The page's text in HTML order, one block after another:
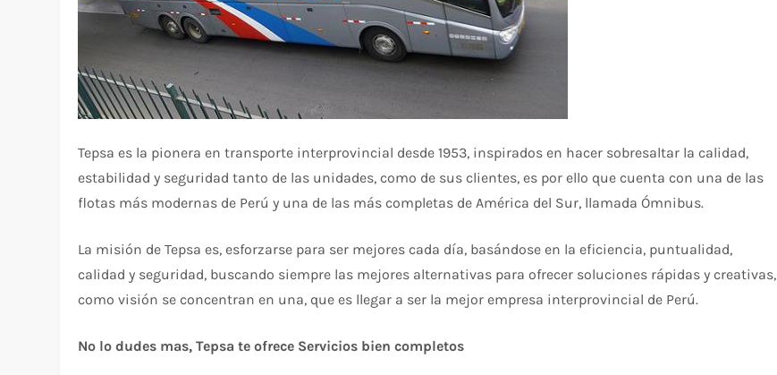
Tepsa es la pionera en transporte interprovincial desde 1953, inspirados en hacer sobresaltar la calidad,
estabilidad y seguridad tanto de las unidades, como de sus clientes, es por ello que cuenta con una de las
flotas más modernas de Perú y una de las más completas de América del Sur, llamada Ómnibus.
La misión de Tepsa es, esforzarse para ser mejores cada día, basándose en la eficiencia, puntualidad,
calidad y seguridad, buscando siempre las mejores alternativas para ofrecer soluciones rápidas y creativas,
como visión se concentran en una, que es llegar a ser la mejor empresa interprovincial de Perú.
No lo dudes mas, Tepsa te ofrece Servicios bien completos